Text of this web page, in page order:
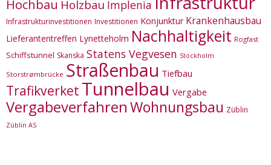
Hochbau Holzbau Implenia
Infrastrukturinvestitionen Investitionen Konjunktur Krankenhausbau
Lieferantentreffen Lynetteholm Nachhaltigkeit Rogfast
Schiffstunnel Skanska Statens Vegvesen Stockholm
Storstrømbrücke Straßenbau Tiefbau
Trafikverket Tunnelbau Vergabe
VergabeverfahrenWohnungsbau Züblin
Züblin AS